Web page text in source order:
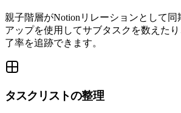
親子階層がNotionリレーションとして
アップを使用してサブタスクを数えた
了率を追跡できます。
タスクリストの整理